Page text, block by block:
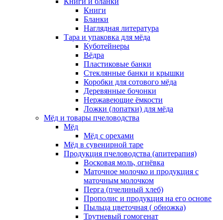
Книги
Бланки
Наглядная литература
Тара и упаковка для мёда
Куботейнеры
Вёдра
Пластиковые банки
Стеклянные банки и крышки
Коробки для сотового мёда
Деревянные бочонки
Нержавеющие ёмкости
Ложки (лопатки) для мёда
Мёд и товары пчеловодства
Мёд
Мёд с орехами
Мёд в сувенирной таре
Продукция пчеловодства (апитерапия)
Восковая моль, огнёвка
Маточное молочко и продукция с
маточным молочком
Перга (пчелиный хлеб)
Прополис и продукция на его основе
Пыльца цветочная ( обножка)
Трутневый гомогенат